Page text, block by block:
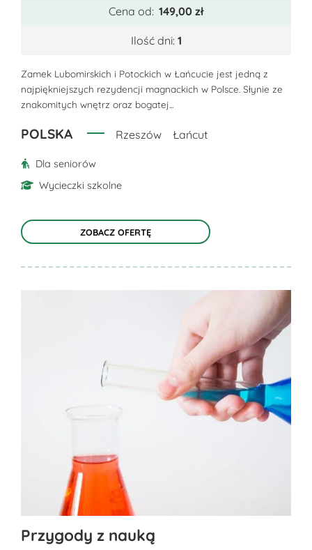
można
wybrać
na
stronie
Cena od: 149,00 zł
Ilość dni: 1
Zamek Lubomirskich i Potockich w Łańcucie jest jedną z
najpiękniejszych rezydencji magnackich w Polsce. Słynie ze
znakomitych wnętrz oraz bogatej...
POLSKA Rzeszów Łańcut
Dla seniorów
Wycieczki szkolne
ZOBACZ OFERTĘ
produkt
Przygody z nauką